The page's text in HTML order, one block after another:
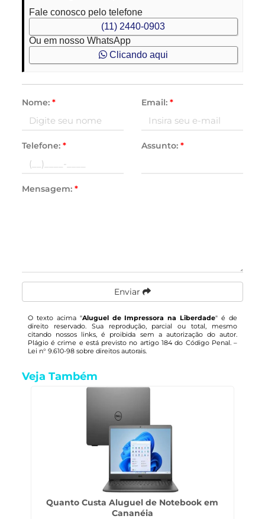
Fale conosco pelo telefone
(11) 2440-0903
Ou em nosso WhatsApp
Clicando aqui
Nome: * Email: *
Telefone: * Assunto: *
Mensagem: *
Enviar
O texto acima "Aluguel de Impressora na Liberdade" é de
direito reservado. Sua reprodução, parcial ou total, mesmo
citando nossos links, é proibida sem a autorização do autor.
Plágio é crime e está previsto no artigo 184 do Código Penal. –
Lei n° 9.610-98 sobre direitos autorais.
Veja Também
Quanto Custa Aluguel de Notebook em
Cananéia